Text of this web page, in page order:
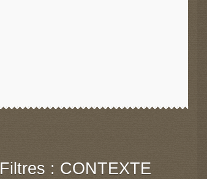
Filtres : CONTEXTE